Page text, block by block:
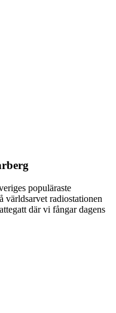
populäraste
världsarvet radiostationen
där vi fångar dagens